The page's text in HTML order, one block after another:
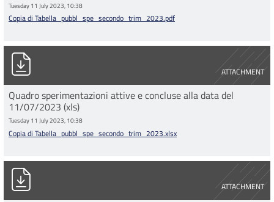
Tuesday 11 July 2023, 10:38
Copia di Tabella_pubbl_spe_secondo_trim_2023.pdf
ATTACHMENT
Copia di Tabella_pubbl_spe_secondo_trim_2023.xlsx
Quadro sperimentazioni attive e concluse alla data del
11/07/2023 (xls)
Tuesday 11 July 2023, 10:38
Copia di Tabella_pubbl_spe_secondo_trim_2023.xlsx
ATTACHMENT
Tabella_pubbl_spe_terzo_trim_2022_mpl.xlsx